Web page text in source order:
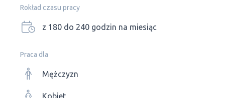
Rokład czasu pracy
z 180 do 240 godzin na miesiąc
Praca dla
Mężczyzn
Kobiet